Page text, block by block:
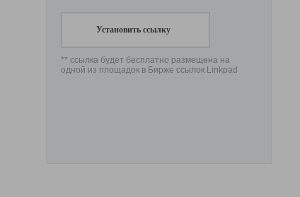
Установить ссылку
** ссылка будет бесплатно размещена на
одной из площадок в Бирже ссылок Linkpad